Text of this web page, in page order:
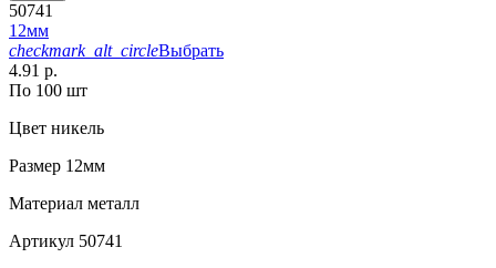
50741
12мм
checkmark_alt_circleВыбрать
4.91 р.
По 100 шт
Цвет никель
Размер 12мм
Материал металл
Артикул 50741